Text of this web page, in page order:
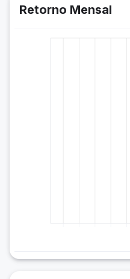
Retorno Mensal